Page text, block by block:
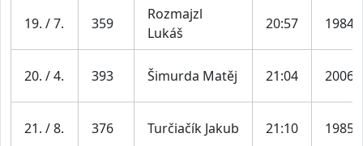
19. / 7. 359
Rozmajzl
Lukáš
20:57 1984
20. / 4. 393 Šimurda Matěj 21:04 2006
21. / 8. 376 Turčiačík Jakub 21:10 1985